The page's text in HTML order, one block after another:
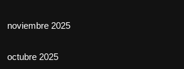
noviembre 2025
octubre 2025